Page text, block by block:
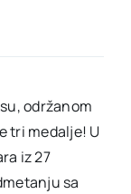
održanom
tri medalje! U
iz 27
sa